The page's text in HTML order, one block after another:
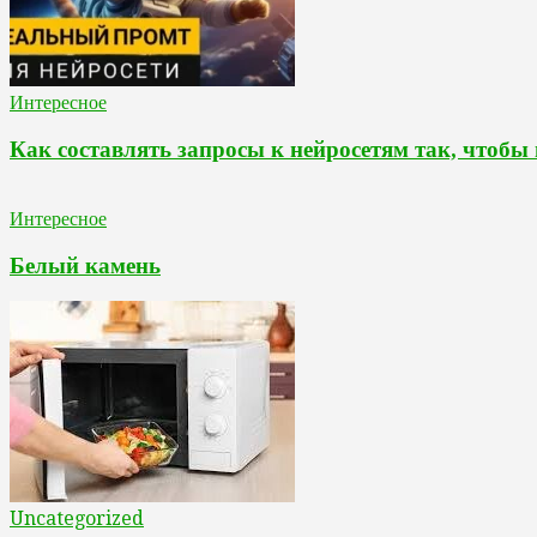
Интересное
Как составлять запросы к нейросетям так,
Интересное
Белый камень
Uncategorized